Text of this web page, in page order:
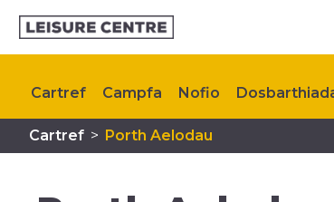
Cartref Campfa Nofio
Aelodaeth Gweithgareddau Plant
Cartref > Porth Aelodau